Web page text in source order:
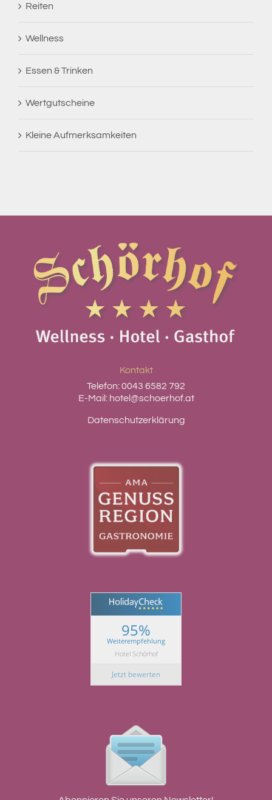
Reiten
Wellness
Essen & Trinken
Wertgutscheine
Kleine Aufmerksamkeiten
Kontakt
Telefon:0043 6582 792
E-Mail: hotel@schoerhof.at
Datenschutzerklärung
95%
Weiterempfehlung
Hotel Schörhof
Jetzt bewerten